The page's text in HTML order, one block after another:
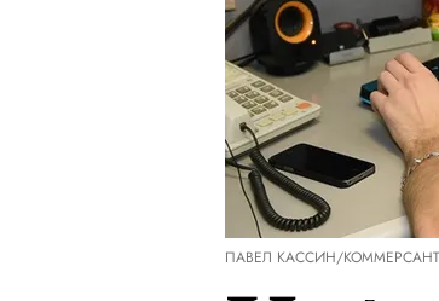
ПАВЕЛ КАССИН/